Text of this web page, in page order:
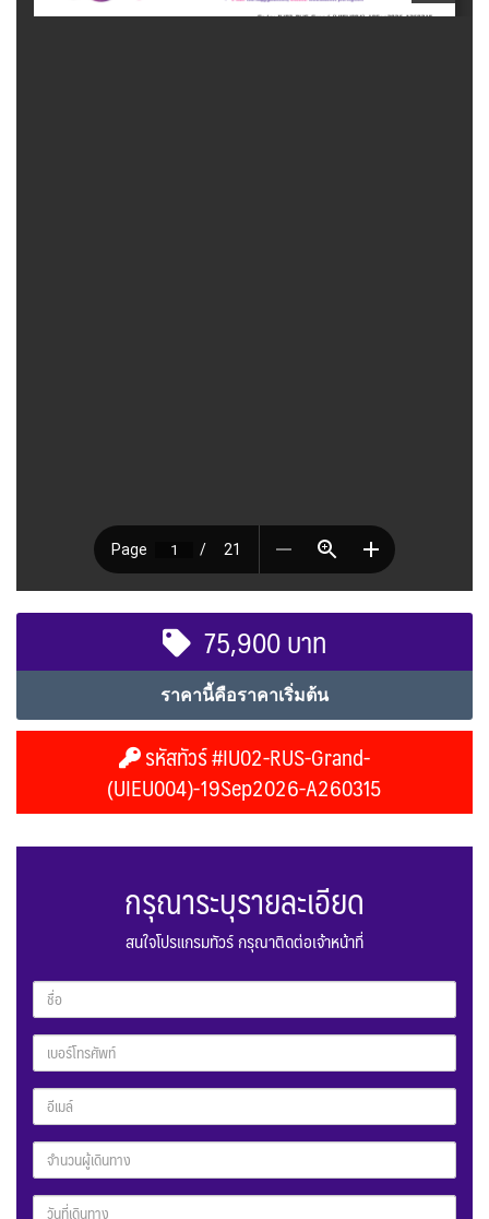
75,900 บาท
ราคานี้คือราคาเริ่มต้น
รหัสทัวร์ #IU02-RUS-Grand-
(UIEU004)-19Sep2026-A260315
กรุณาระบุรายละเอียด
สนใจโปรแกรมทัวร์ กรุณาติดต่อเจ้าหน้าที่